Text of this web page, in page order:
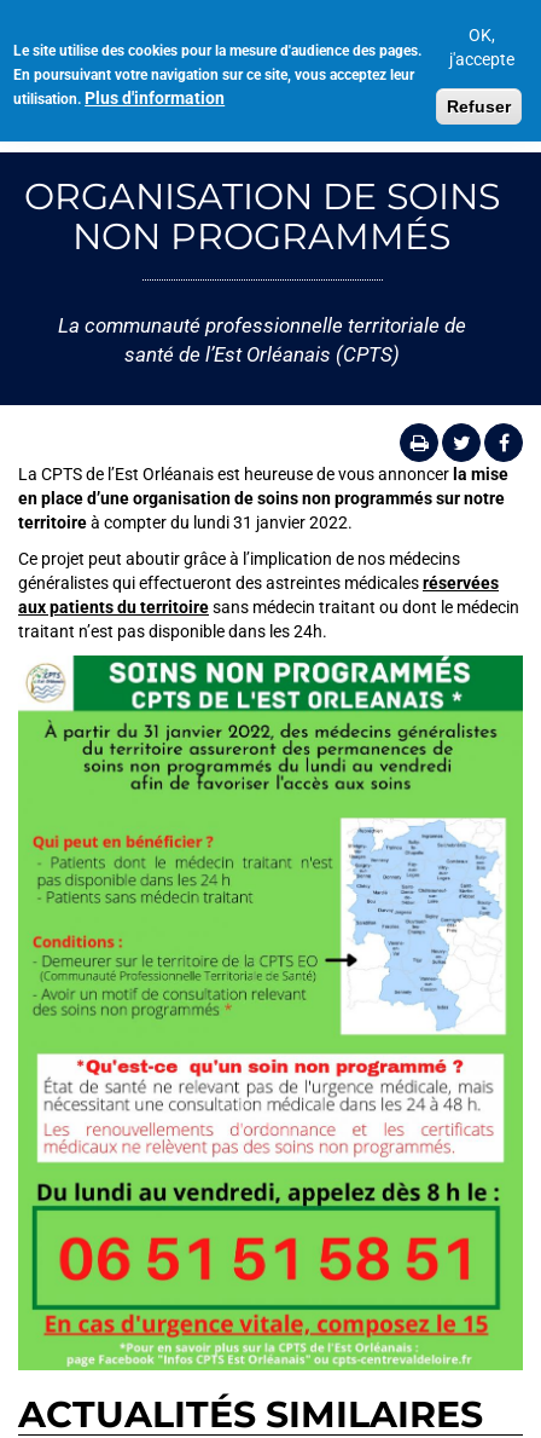
Le site utilise des cookies pour la mesure d'audience des pages.
En poursuivant votre navigation sur ce site, vous acceptez leur
utilisation. Plus d'information
OK,
j'accepte
Refuser
contenu
principal
ORGANISATION DE SOINS
NON PROGRAMMÉS
La communauté professionnelle territoriale de
santé de l’Est Orléanais (CPTS)
La CPTS de l’Est Orléanais est heureuse de vous annoncer la mise
en place d’une organisation de soins non programmés sur notre
territoireà compter du lundi 31 janvier 2022.
Ce projet peut aboutir grâce à l’implication de nos médecins
généralistes qui effectueront des astreintes médicalesréservées
aux patients du territoiresans médecin traitant ou dont le médecin
traitant n’est pas disponible dans les 24h.
ACTUALITÉS SIMILAIRES